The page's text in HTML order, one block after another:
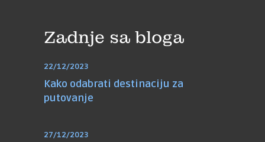
Zadnje sa bloga
22/12/2023
Kako odabrati destinaciju za
putovanje
27/12/2023